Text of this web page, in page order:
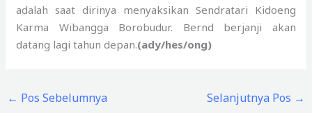
adalah saat dirinya menyaksikan Sendratari Kidoeng
Karma Wibangga Borobudur. Bernd berjanji akan
datang lagi tahun depan.(ady/hes/ong)
← Pos Sebelumnya Selanjutnya Pos →